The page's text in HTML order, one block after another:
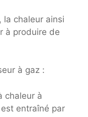
la chaleur ainsi
à produire de
à gaz :
chaleur à
entraîné par